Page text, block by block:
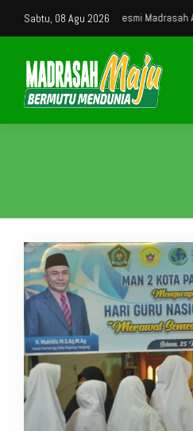
Sabtu, 08 Agu 2026
Resmi Madrasah Aliyah Negeri 2